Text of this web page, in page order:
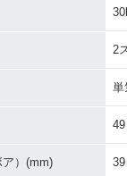
2
単
49
）(mm) 39